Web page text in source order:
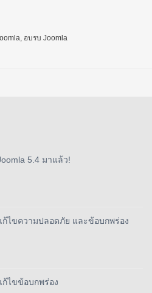
อบรบ Joomla
5.4 มาแล้ว!
ก้ไขความปลอดภัย และข้อบกพร่อง
ก้ไขข้อบกพร่อง